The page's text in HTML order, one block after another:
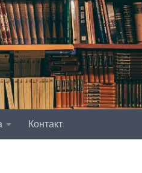
Контакт